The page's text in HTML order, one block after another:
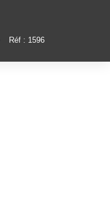
Réf : 1596